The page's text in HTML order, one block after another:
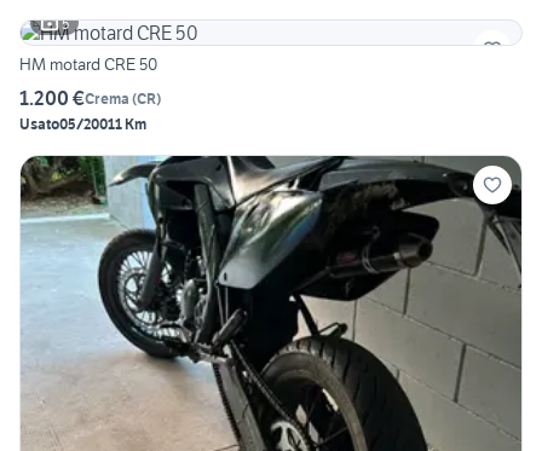
5
HM motard CRE 50
1.200 €Crema (CR)
Usato05/20011 Km